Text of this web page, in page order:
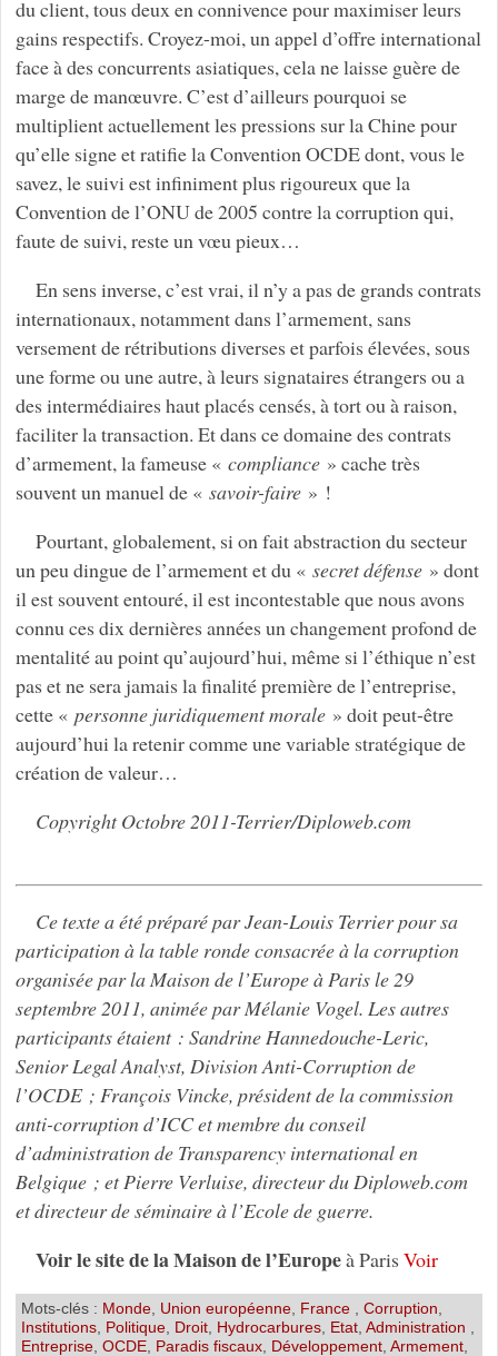
du client, tous deux en connivence pour maximiser leurs
gains respectifs. Croyez-moi, un appel d’offre international
face à des concurrents asiatiques, cela ne laisse guère de
marge de manœuvre. C’est d’ailleurs pourquoi se
multiplient actuellement les pressions sur la Chine pour
qu’elle signe et ratifie la Convention OCDE dont, vous le
savez, le suivi est infiniment plus rigoureux que la
Convention de l’ONU de 2005 contre la corruption qui,
faute de suivi, reste un vœu pieux…
En sens inverse, c’est vrai, il n’y a pas de grands contrats
internationaux, notamment dans l’armement, sans
versement de rétributions diverses et parfois élevées, sous
une forme ou une autre, à leurs signataires étrangers ou a
des intermédiaires haut placés censés, à tort ou à raison,
faciliter la transaction. Et dans ce domaine des contrats
d’armement, la fameuse « compliance» cache très
souvent un manuel de « savoir-faire» !
Pourtant, globalement, si on fait abstraction du secteur
un peu dingue de l’armement et du « secret défense» dont
il est souvent entouré, il est incontestable que nous avons
connu ces dix dernières années un changement profond de
mentalité au point qu’aujourd’hui, même si l’éthique n’est
pas et ne sera jamais la finalité première de l’entreprise,
cette « personne juridiquement morale» doit peut-être
aujourd’hui la retenir comme une variable stratégique de
création de valeur…
Copyright Octobre 2011-Terrier/Diploweb.com
Ce texte a été préparé par Jean-Louis Terrier pour sa
participation à la table ronde consacrée à la corruption
organisée par la Maison de l’Europe à Paris le 29
septembre 2011, animée par Mélanie Vogel. Les autres
participants étaient : Sandrine Hannedouche-Leric,
Senior Legal Analyst, Division Anti-Corruption de
l’OCDE ; François Vincke, président de la commission
anti-corruption d’ICC et membre du conseil
d’administration de Transparency international en
Belgique ; et Pierre Verluise, directeur du Diploweb.com
et directeur de séminaire à l’Ecole de guerre.
Voir le site de la Maison de l’Europeà Paris Voir
Mots-clés : Monde, Union européenne, France Corruption
Institutions, Politique, Droit, Hydrocarbures, Etat, Administration
Entreprise, OCDE, Paradis fiscaux, Développement, Armement,